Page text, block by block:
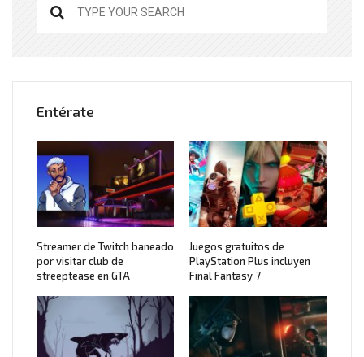
Entérate
Streamer de Twitch baneado
por visitar club de
streeptease en GTA
Juegos gratuitos de
PlayStation Plus incluyen
Final Fantasy 7